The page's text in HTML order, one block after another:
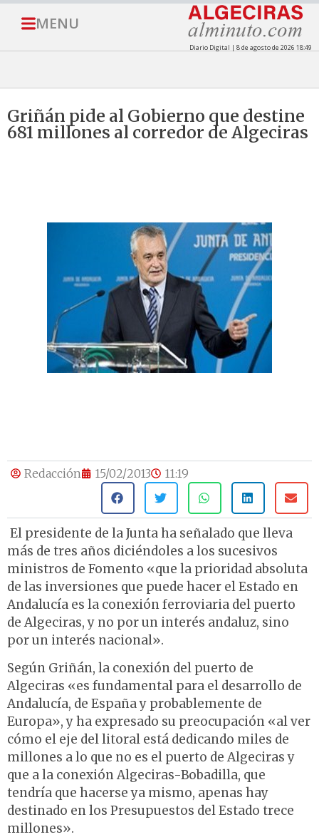
MENU
Diario Digital | 8 de agosto de 2026 18:49
Griñán pide al Gobierno que destine
681 millones al corredor de Algeciras
Redacción 15/02/2013 11:19
El presidente de la Junta ha señalado que lleva
más de tres años diciéndoles a los sucesivos
ministros de Fomento «que la prioridad absoluta
de las inversiones que puede hacer el Estado en
Andalucía es la conexión ferroviaria del puerto
de Algeciras, y no por un interés andaluz, sino
por un interés nacional».
Según Griñán, la conexión del puerto de
Algeciras «es fundamental para el desarrollo de
Andalucía, de España y probablemente de
Europa», y ha expresado su preocupación «al ver
cómo el eje del litoral está dedicando miles de
millones a lo que no es el puerto de Algeciras y
que a la conexión Algeciras-Bobadilla, que
tendría que hacerse ya mismo, apenas hay
destinado en los Presupuestos del Estado trece
millones».